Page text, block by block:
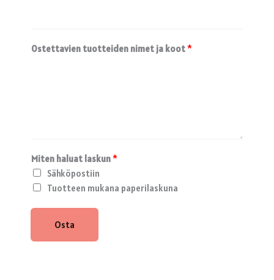
Ostettavien tuotteiden nimet ja koot*
Miten haluat laskun*
Sähköpostiin
Tuotteen mukana paperilaskuna
Osta